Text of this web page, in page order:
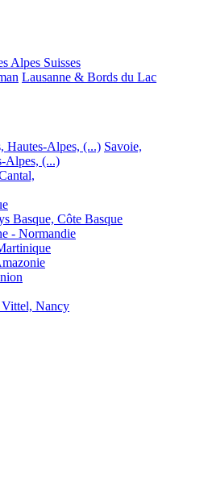
Alpes Suisses
Lausanne & Bords du Lac
Hautes-Alpes, (...) Savoie,
Alpes, (...)
Basque, Côte Basque
- Normandie
Vittel, Nancy